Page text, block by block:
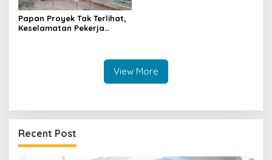
Papan Proyek Tak Terlihat,
Keselamatan Pekerja
View More
Recent Post